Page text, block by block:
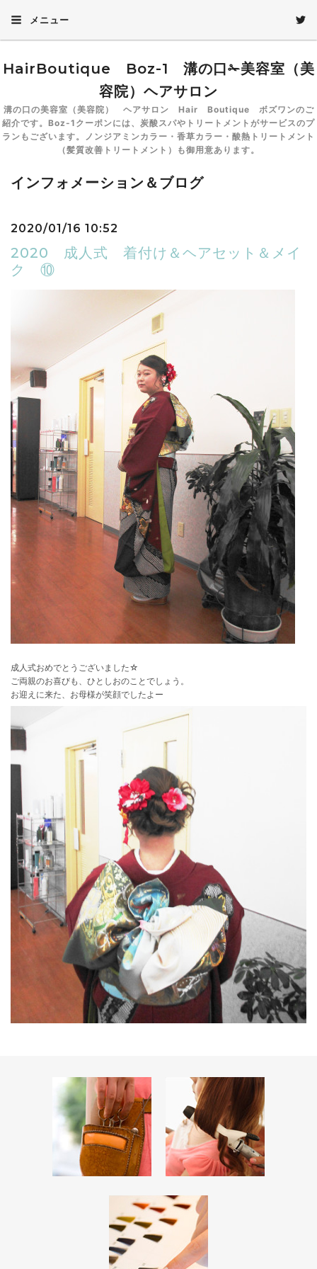
メニュー
HairBoutique Boz-1 溝の口✁美容室（美
容院）ヘアサロン
溝の口の美容室（美容院） ヘアサロン Hair Boutique ボズワンのご
紹介です。Boz-1クーポンには、炭酸スパやトリートメントがサービスのプ
ランもございます。ノンジアミンカラー・香草カラー・酸熱トリートメント
（髪質改善トリートメント）も御用意あります。
インフォメーション＆ブログ
2020/01/16 10:52
2020 成人式 着付け＆ヘアセット＆メイ
ク ⑩
成人式おめでとうございました☆
ご両親のお喜びも、ひとしおのことでしょう。
お迎えに来た、お母様が笑顔でしたよー